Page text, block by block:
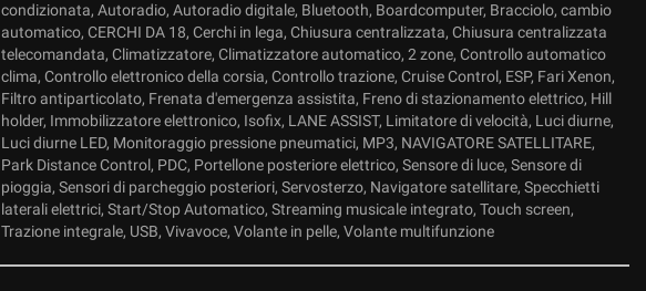
condizionata, Autoradio, Autoradio digitale, Bluetooth, Boardcomputer, Bracciolo, cambio
automatico, CERCHI DA 18, Cerchi in lega, Chiusura centralizzata, Chiusura centralizzata
telecomandata, Climatizzatore, Climatizzatore automatico, 2 zone, Controllo automatico
clima, Controllo elettronico della corsia, Controllo trazione, Cruise Control, ESP, Fari Xenon,
Filtro antiparticolato, Frenata d'emergenza assistita, Freno di stazionamento elettrico, Hill
holder, Immobilizzatore elettronico, Isofix, LANE ASSIST, Limitatore di velocità, Luci diurne,
Luci diurne LED, Monitoraggio pressione pneumatici, MP3, NAVIGATORE SATELLITARE,
Park Distance Control, PDC, Portellone posteriore elettrico, Sensore di luce, Sensore di
pioggia, Sensori di parcheggio posteriori, Servosterzo, Navigatore satellitare, Specchietti
laterali elettrici, Start/Stop Automatico, Streaming musicale integrato, Touch screen,
Trazione integrale, USB, Vivavoce, Volante in pelle, Volante multifunzione